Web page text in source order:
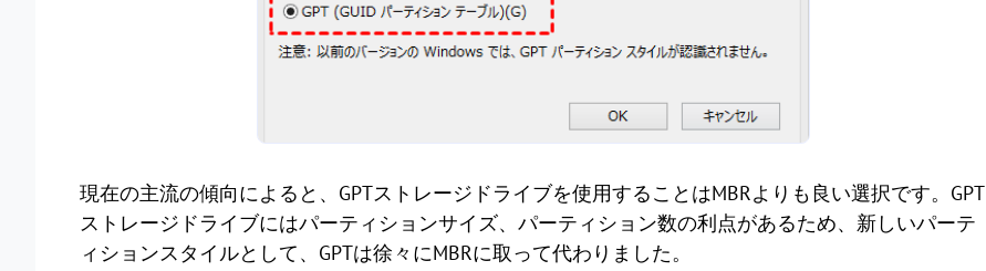
現在の主流の傾向によると、GPTストレージドライブを使用することはMBRよりも良い選択です。GPT
ストレージドライブにはパーティションサイズ、パーティション数の利点があるため、新しいパーテ
ィションスタイルとして、GPTは徐々にMBRに取って代わりました。